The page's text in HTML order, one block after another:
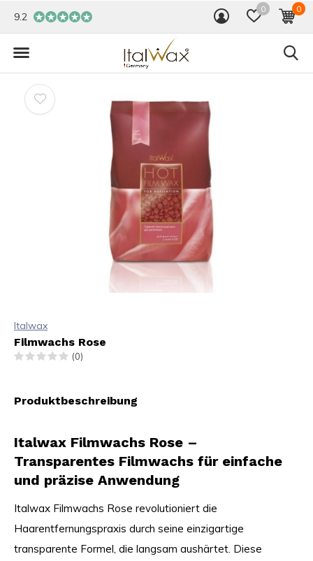
0 0
9.2
Italwax
Filmwachs Rose
(0)
Produktbeschreibung
Italwax Filmwachs Rose –
Transparentes Filmwachs für einfache
und präzise Anwendung
Italwax Filmwachs Rose revolutioniert die
Haarentfernungspraxis durch seine einzigartige
transparente Formel, die langsam aushärtet. Diese